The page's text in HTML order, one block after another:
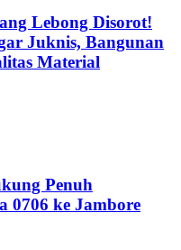
Lebong Disorot!
Juknis, Bangunan
Material
Penuh
0706 ke Jambore